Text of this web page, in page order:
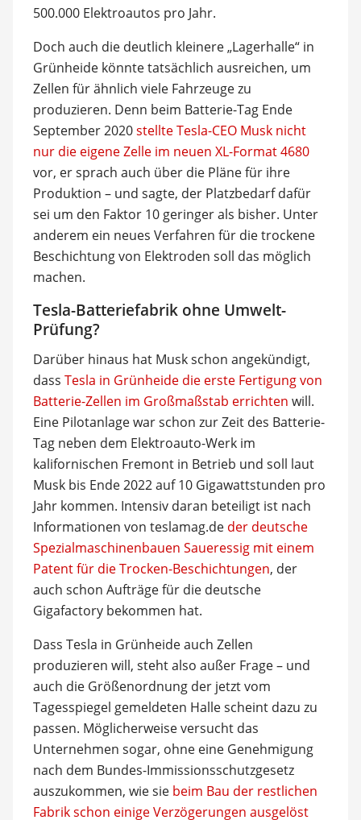
500.000 Elektroautos pro Jahr.
Doch auch die deutlich kleinere „Lagerhalle“ in
Grünheide könnte tatsächlich ausreichen, um
Zellen für ähnlich viele Fahrzeuge zu
produzieren. Denn beim Batterie-Tag Ende
September 2020stellte Tesla-CEO Musk nicht
nur die eigene Zelle im neuen XL-Format 4680
vor, er sprach auch über die Pläne für ihre
Produktion – und sagte, der Platzbedarf dafür
sei um den Faktor 10 geringer als bisher. Unter
anderem ein neues Verfahren für die trockene
Beschichtung von Elektroden soll das möglich
machen.
Tesla-Batteriefabrik ohne Umwelt-
Prüfung?
Darüber hinaus hat Musk schon angekündigt,
dass Tesla in Grünheide die erste Fertigung von
Batterie-Zellen im Großmaßstab errichten will.
Eine Pilotanlage war schon zur Zeit des Batterie-
Tag neben dem Elektroauto-Werk im
kalifornischen Fremont in Betrieb und soll laut
Musk bis Ende 2022 auf 10 Gigawattstunden pro
Jahr kommen. Intensiv daran beteiligt ist nach
Informationen von teslamag.de der deutsche
Spezialmaschinenbauen Saueressig mit einem
Patent für die Trocken-Beschichtungen, der
auch schon Aufträge für die deutsche
Gigafactory bekommen hat.
Dass Tesla in Grünheide auch Zellen
produzieren will, steht also außer Frage – und
auch die Größenordnung der jetzt vom
Tagesspiegel gemeldeten Halle scheint dazu zu
passen. Möglicherweise versucht das
Unternehmen sogar, ohne eine Genehmigung
nach dem Bundes-Immissionsschutzgesetz
auszukommen, wie sie beim Bau der restlichen
Fabrik schon einige Verzögerungen ausgelöst